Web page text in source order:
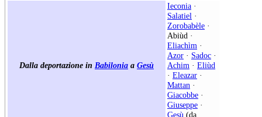
Dalla deportazione in Babilonia a Gesù
Ieconia ·
Salatiel ·
Zorobabèle ·
Abiùd ·
Eliachìm ·
Azor · Sadoc ·
Achim · Eliùd
· Eleazar ·
Mattan ·
Giacobbe ·
Giuseppe ·
Gesù (da